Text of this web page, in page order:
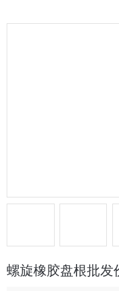
螺旋橡胶盘根批发